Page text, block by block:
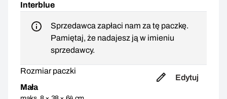
Interblue
Sprzedawca zapłaci nam za tę paczkę.
Pamiętaj, że nadajesz ją w imieniu
sprzedawcy.
Rozmiar paczki
Mała
Edytuj